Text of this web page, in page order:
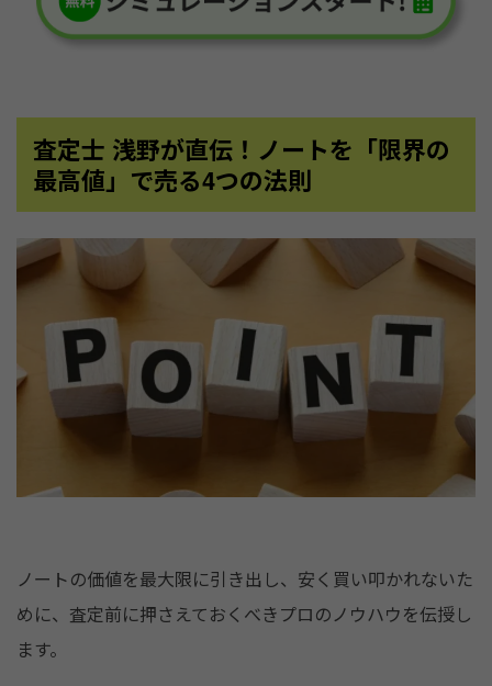
査定士 浅野が直伝！ノートを「限界の
最高値」で売る4つの法則
ノートの価値を最大限に引き出し、安く買い叩かれないた
めに、査定前に押さえておくべきプロのノウハウを伝授し
ます。